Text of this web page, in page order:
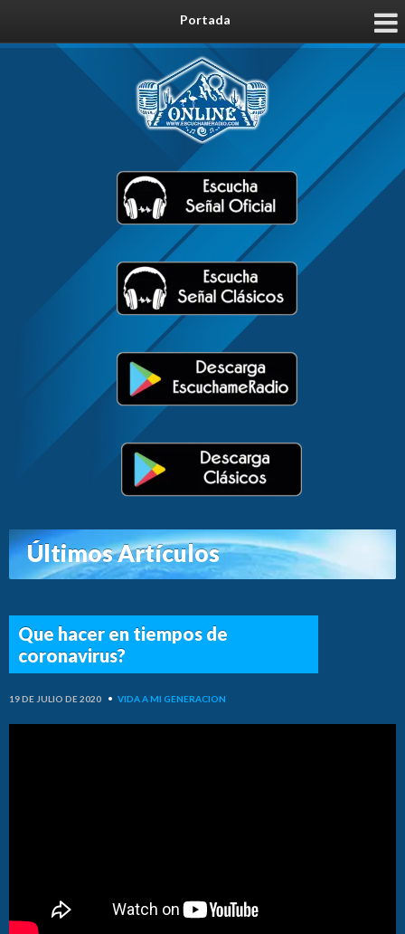
Portada
Últimos Artículos
Que hacer en tiempos de
coronavirus?
19 DE JULIO DE 2020 • VIDA A MI GENERACION